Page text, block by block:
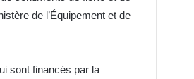
de l’Équipement et de
sont financés par la